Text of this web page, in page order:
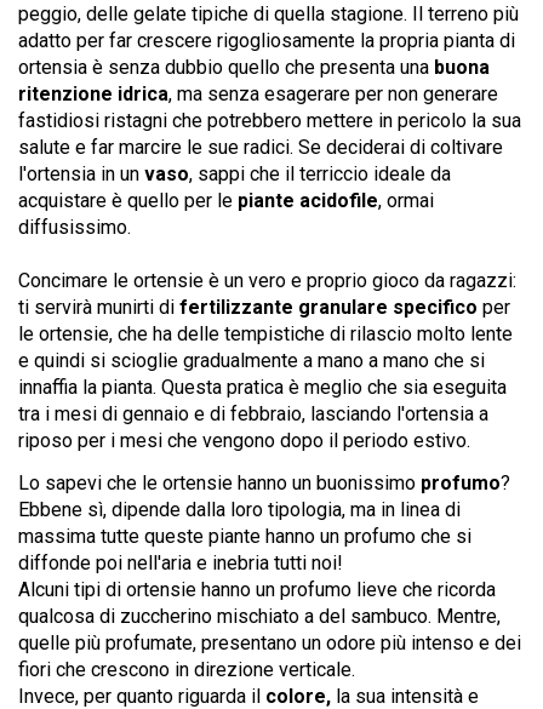
peggio, delle gelate tipiche di quella stagione. Il terreno più
adatto per far crescere rigogliosamente la propria pianta di
ortensia è senza dubbio quello che presenta una buona
ritenzione idrica, ma senza esagerare per non generare
fastidiosi ristagni che potrebbero mettere in pericolo la sua
salute e far marcire le sue radici. Se deciderai di coltivare
l'ortensia in un vaso, sappi che il terriccio ideale da
acquistare è quello per le piante acidofile, ormai
diffusissimo.
Concimare le ortensie è un vero e proprio gioco da ragazzi:
ti servirà munirti di fertilizzante granulare specifico per
le ortensie, che ha delle tempistiche di rilascio molto lente
e quindi si scioglie gradualmente a mano a mano che si
innaffia la pianta. Questa pratica è meglio che sia eseguita
tra i mesi di gennaio e di febbraio, lasciando l'ortensia a
riposo per i mesi che vengono dopo il periodo estivo.
Lo sapevi che le ortensie hanno un buonissimo profumo?
Ebbene sì, dipende dalla loro tipologia, ma in linea di
massima tutte queste piante hanno un profumo che si
diffonde poi nell'aria e inebria tutti noi!
Alcuni tipi di ortensie hanno un profumo lieve che ricorda
qualcosa di zuccherino mischiato a del sambuco. Mentre,
quelle più profumate, presentano un odore più intenso e dei
fiori che crescono in direzione verticale.
Invece, per quanto riguarda il colore, la sua intensità e